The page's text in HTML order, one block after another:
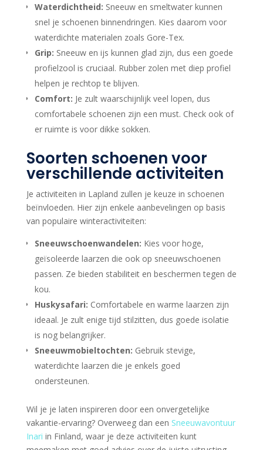
Waterdichtheid: Sneeuw en smeltwater kunnen
snel je schoenen binnendringen. Kies daarom voor
waterdichte materialen zoals Gore-Tex.
Grip: Sneeuw en ijs kunnen glad zijn, dus een goede
profielzool is cruciaal. Rubber zolen met diep profiel
helpen je rechtop te blijven.
Comfort: Je zult waarschijnlijk veel lopen, dus
comfortabele schoenen zijn een must. Check ook of
er ruimte is voor dikke sokken.
Soorten schoenen voor
verschillende activiteiten
Je activiteiten in Lapland zullen je keuze in schoenen
beïnvloeden. Hier zijn enkele aanbevelingen op basis
van populaire winteractiviteiten:
Sneeuwschoenwandelen: Kies voor hoge,
geïsoleerde laarzen die ook op sneeuwschoenen
passen. Ze bieden stabiliteit en beschermen tegen de
kou.
Huskysafari: Comfortabele en warme laarzen zijn
ideaal. Je zult enige tijd stilzitten, dus goede isolatie
is nog belangrijker.
Sneeuwmobieltochten: Gebruik stevige,
waterdichte laarzen die je enkels goed
ondersteunen.
Wil je je laten inspireren door een onvergetelijke
vakantie-ervaring? Overweeg dan een Sneeuwavontuur
Inari in Finland, waar je deze activiteiten kunt